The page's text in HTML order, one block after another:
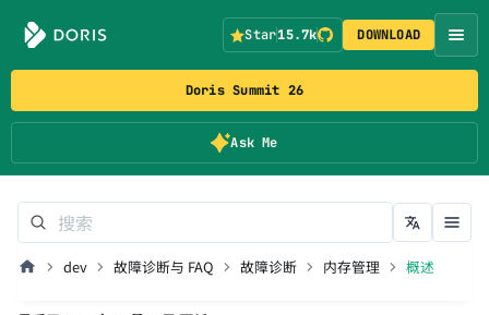
Doris Summit 26
Ask Me
Star15.7k DOWNLOAD
dev 故障诊断与 FAQ 故障诊断 内存管理 概述